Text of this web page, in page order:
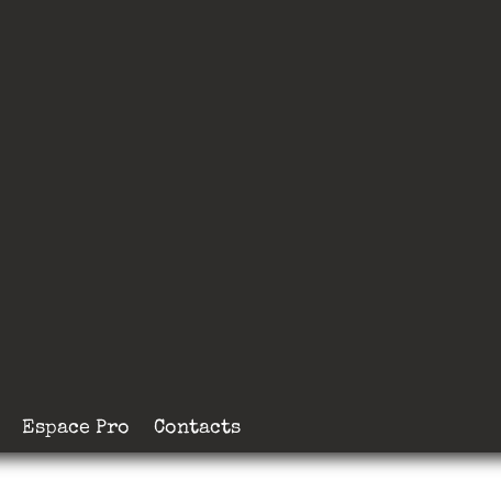
Espace Pro Contacts